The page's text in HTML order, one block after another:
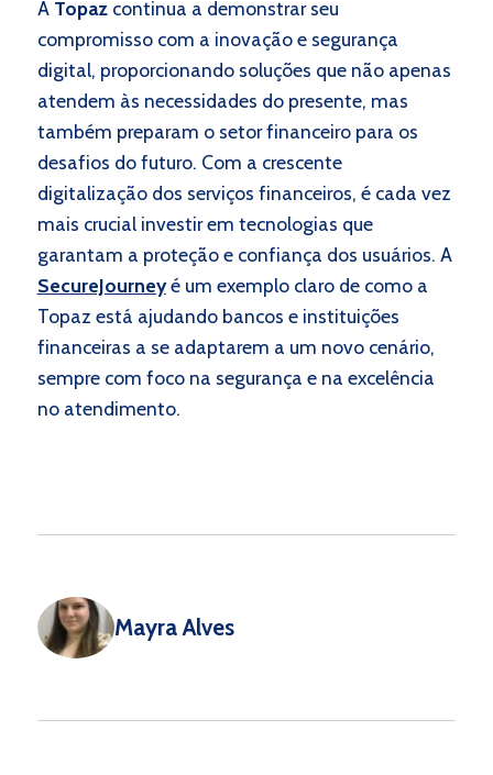
A Topazcontinua a demonstrar seu
compromisso com a inovação e segurança
digital, proporcionando soluções que não apenas
atendem às necessidades do presente, mas
também preparam o setor financeiro para os
desafios do futuro. Com a crescente
digitalização dos serviços financeiros, é cada vez
mais crucial investir em tecnologias que
garantam a proteção e confiança dos usuários. A
SecureJourneyé um exemplo claro de como a
Topaz está ajudando bancos e instituições
financeiras a se adaptarem a um novo cenário,
sempre com foco na segurança e na excelência
no atendimento.
Mayra Alves